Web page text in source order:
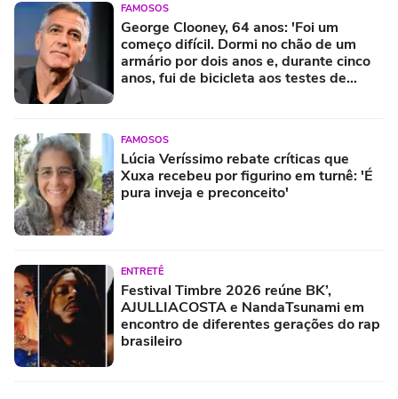
FAMOSOS
George Clooney, 64 anos: 'Foi um
começo difícil. Dormi no chão de um
armário por dois anos e, durante cinco
anos, fui de bicicleta aos testes de
FAMOSOS
Lúcia Veríssimo rebate críticas que
Xuxa recebeu por figurino em turnê: 'É
pura inveja e preconceito'
ENTRETÊ
Festival Timbre 2026 reúne BK’,
AJULLIACOSTA e NandaTsunami em
encontro de diferentes gerações do rap
brasileiro